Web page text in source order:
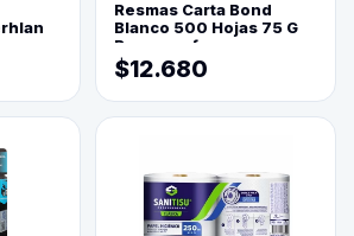
Resmas Carta Bond
Blanco 500 Hojas 75 G
Reprograf.
$12.680